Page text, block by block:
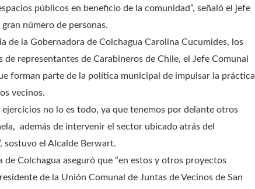
públicos en beneficio de la comunidad”, señaló el jefe
número de personas.
de la Gobernadora de Colchagua Carolina Cucumides, los
representantes de Carabineros de Chile, el Jefe Comunal
forman parte de la política municipal de impulsar la práctica
vecinos.
no lo es todo, ya que tenemos por delante otros
además de intervenir el sector ubicado atrás del
sostuvo el Alcalde Berwart.
Colchagua aseguró que “en estos y otros proyectos
de la Unión Comunal de Juntas de Vecinos de San